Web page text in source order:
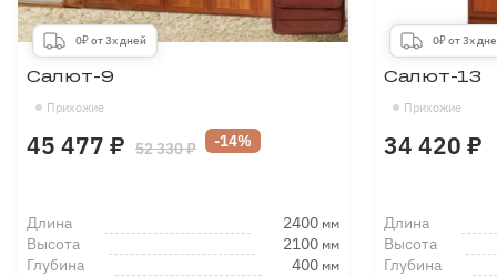
0₽ от 3х дней
Прихожие
Салют-9
45 477 ₽ 52 330 ₽ -14%
Длина 2400 мм
Высота 2100 мм
Глубина 400 мм
0₽ от 3х
Прихожие
Салют-13
34 420 ₽
Длина
Высота
Глубина